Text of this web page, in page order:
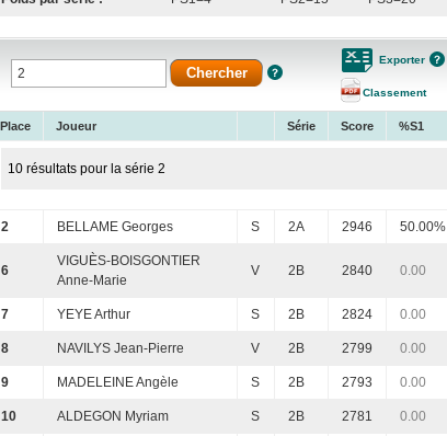
Exporter
Classement
Place Joueur Série Score %S1
10 résultats pour la série 2
2 BELLAME Georges S 2A 2946 50.00%
6
VIGUÈS-BOISGONTIER
Anne-Marie
V 2B 2840 0.00
7 YEYE Arthur S 2B 2824 0.00
8 NAVILYS Jean-Pierre V 2B 2799 0.00
9 MADELEINE Angèle S 2B 2793 0.00
10 ALDEGON Myriam S 2B 2781 0.00